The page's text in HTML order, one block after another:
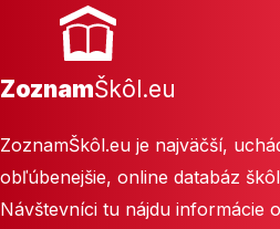
ZoznamŠkôl.eu
ZoznamŠkôl.eu je najväčší,
obľúbenejšie, online databáz
Návštevníci tu nájdu informácie